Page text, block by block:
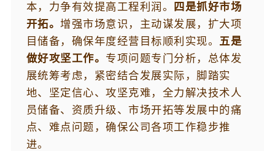
本，力争有效提高工程利润。
四是抓好市场
开拓。增强市场意识，主动谋发展，扩大项
目储备，确保年度经营目标顺利实现。 五是
做好攻坚工作。 专项问题专门分析，总体发
展统筹考虑，紧密结合发展实际，脚踏实
地、坚定信心、攻坚克难，全力解决技术人
员储备、资质升级、市场开拓等发展中的痛
点、难点问题，确保公司各项工作稳步推
进。